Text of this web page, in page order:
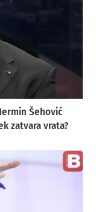
Šehović
zatvara vrata?